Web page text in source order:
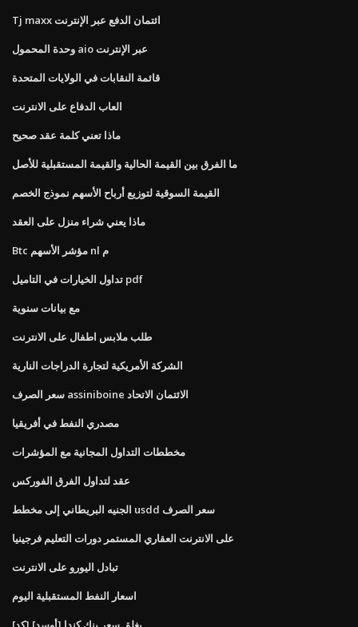
Tj maxx ائتمان الدفع عبر الإنترنت
وحدة المحمول aio عبر الإنترنت
قائمة النقابات في الولايات المتحدة
العاب الدفاع على الانترنت
ماذا تعني كلمة عقد صحيح
ما الفرق بين القيمة الحالية والقيمة المستقبلية للأصل
القيمة السوقية لتوزيع أرباح الأسهم نموذج الخصم
ماذا يعني شراء منزل على العقد
Btc مؤشر الأسهم nl م
تداول الخيارات في التاميل pdf
مع بيانات سنوية
طلب ملابس اطفال على الانترنت
الشركة الأمريكية لتجارة الدراجات النارية
سعر الصرف assiniboine الائتمان الاتحاد
مصدري النفط في أفريقيا
مخططات التداول المجانية مع المؤشرات
عقد لتداول الفرق الفوركس
الجنيه البريطاني إلى مخطط usdd سعر الصرف
على الانترنت العقاري المستمر دورات التعليم فرجينيا
تبادل اليورو على الانترنت
اسعار النفط المستقبلية اليوم